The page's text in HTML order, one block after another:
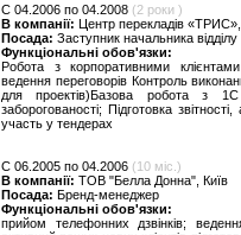
C 04.2006 по 04.2008 (2 роки )
В компанії: Центр перекладів «ТРИС»,
Посада: Заступник начальника
Функціональні обов'язки:
Робота з корпоративними
ведення переговорів Контроль
для проектів)Базова робота з 1С
заборогованості; Підготовка
участь у тендерах
C 06.2005 по 04.2006 (10 міс.)
В компанії: ТОВ "Белла Донна", Київ
Посада: Бренд-менеджер
Функціональні обов'язки:
прийом телефонних дзвінків;